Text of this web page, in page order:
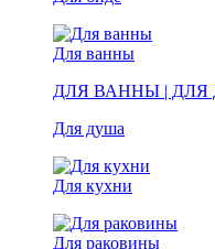
Для ванны
ДЛЯ ВАННЫ |
Для душа
Для кухни
Для раковины